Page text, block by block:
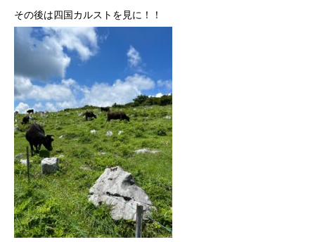
その後は四国カルストを見に！！